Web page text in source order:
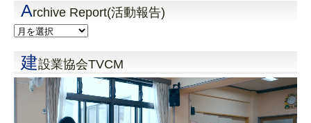
Archive Report(活動報告)
建設業協会TVCM